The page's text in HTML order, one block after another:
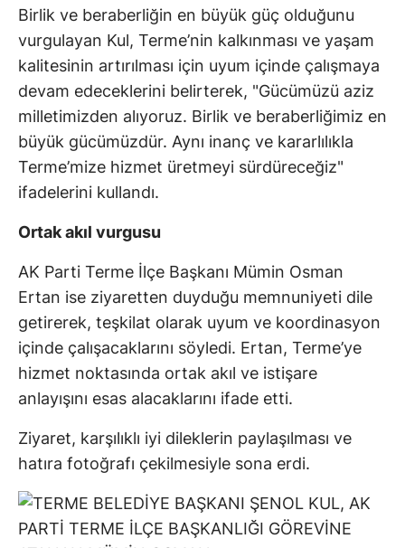
Birlik ve beraberliğin en büyük güç olduğunu
vurgulayan Kul, Terme’nin kalkınması ve yaşam
kalitesinin artırılması için uyum içinde çalışmaya
devam edeceklerini belirterek, "Gücümüzü aziz
milletimizden alıyoruz. Birlik ve beraberliğimiz en
büyük gücümüzdür. Aynı inanç ve kararlılıkla
Terme’mize hizmet üretmeyi sürdüreceğiz"
ifadelerini kullandı.
Ortak akıl vurgusu
AK Parti Terme İlçe Başkanı Mümin Osman
Ertan ise ziyaretten duyduğu memnuniyeti dile
getirerek, teşkilat olarak uyum ve koordinasyon
içinde çalışacaklarını söyledi. Ertan, Terme’ye
hizmet noktasında ortak akıl ve istişare
anlayışını esas alacaklarını ifade etti.
Ziyaret, karşılıklı iyi dileklerin paylaşılması ve
hatıra fotoğrafı çekilmesiyle sona erdi.